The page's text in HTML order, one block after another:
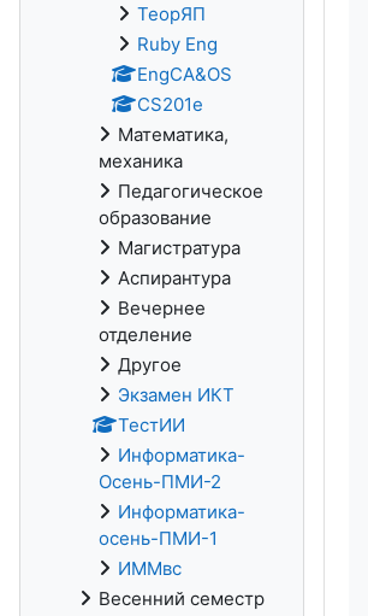
ТеорЯП
Ruby Eng
EngCA&OS
CS201e
Математика,
механика
Педагогическое
образование
Магистратура
Аспирантура
Вечернее
отделение
Другое
Экзамен ИКТ
ТестИИ
Информатика-
Осень-ПМИ-2
Информатика-
осень-ПМИ-1
ИММвс
Весенний семестр